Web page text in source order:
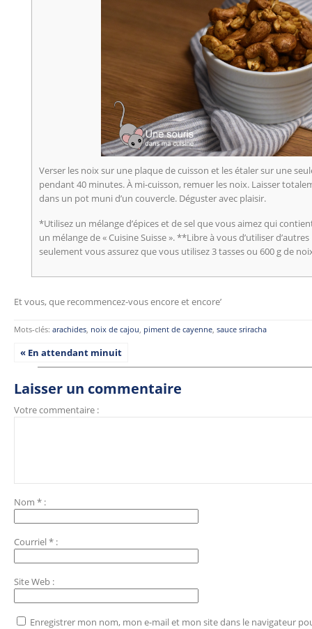
Verser les noix sur une plaque de cuisson et les étaler sur une
pendant 40 minutes. À mi-cuisson, remuer les noix. Laisser
dans un pot muni d’un couvercle. Déguster avec plaisir.
*Utilisez un mélange d’épices et de sel que vous aimez qui
un mélange de « Cuisine Suisse ». **Libre à vous d’utiliser
seulement vous assurez que vous utilisez 3 tasses ou 600 g de
Et vous, que recommencez-vous encore et encore’
Mots-clés: arachides, noix de cajou, piment de cayenne, sauce sriracha
« En attendant minuit
Laisser un commentaire
Votre commentaire :
Nom * :
Courriel * :
Site Web :
Enregistrer mon nom, mon e-mail et mon site dans le navigateur